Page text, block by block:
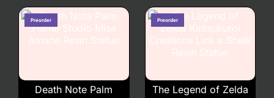
Death Note Palm
The Legend of Zelda